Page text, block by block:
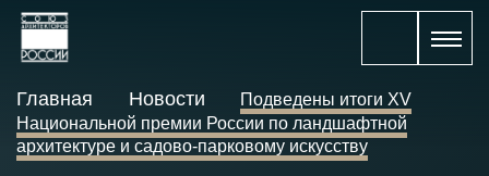
Главная Новости
Подведены итоги XV
Национальной премии России по ландшафтной
архитектуре и садово-парковому искусству